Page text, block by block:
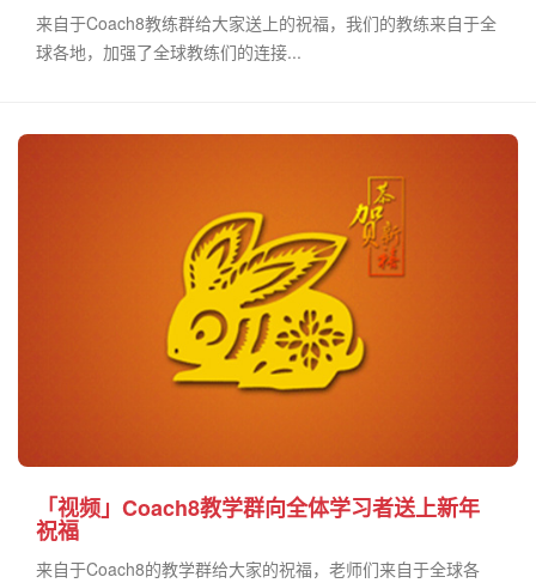
来自于Coach8教练群给大家送上的祝福，我们的教练来自于全
球各地，加强了全球教练们的连接...
「视频」Coach8教学群向全体学习者送上新年
祝福
来自于Coach8的教学群给大家的祝福，老师们来自于全球各